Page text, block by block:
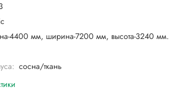
4400 мм, ширина-7200 мм, высота-3240 мм.
сосна/ткань